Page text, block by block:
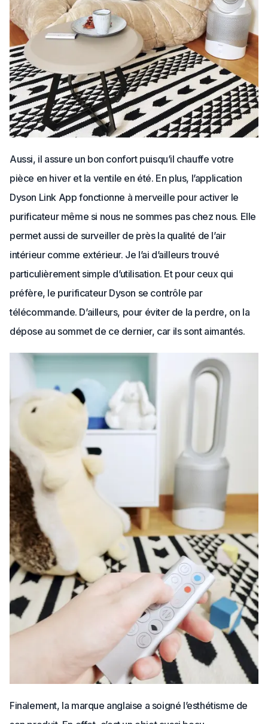
Aussi, il assure un bon confort puisqu’il chauffe votre
pièce en hiver et la ventile en été. En plus, l’application
Dyson Link App fonctionne à merveille pour activer le
purificateur même si nous ne sommes pas chez nous. Elle
permet aussi de surveiller de près la qualité de l’air
intérieur comme extérieur. Je l’ai d’ailleurs trouvé
particulièrement simple d’utilisation. Et pour ceux qui
préfère, le purificateur Dyson se contrôle par
télécommande. D’ailleurs, pour éviter de la perdre, on la
dépose au sommet de ce dernier, car ils sont aimantés.
Finalement, la marque anglaise a soigné l’esthétisme de